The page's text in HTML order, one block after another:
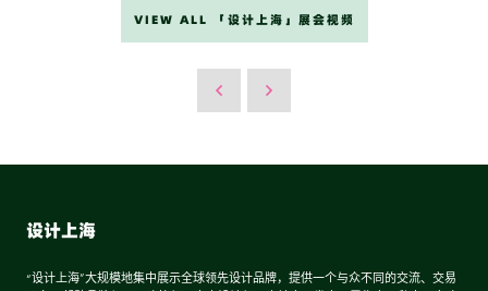
VIEW ALL 「设计上海」展会视频
设计上海
“设计上海”大规模地集中展示全球领先设计品牌，提供一个与众不同的交流、交易